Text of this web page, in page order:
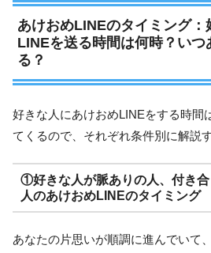
あけおめLINEのタイミング
LINEを送る時間は何時？いつ
る？
好きな人にあけおめLINEをする時間
てくるので、それぞれ条件別に解説す
①好きな人が脈ありの人、付き
人のあけおめLINEのタイミング
あなたの片思いが順調に進んでいて、